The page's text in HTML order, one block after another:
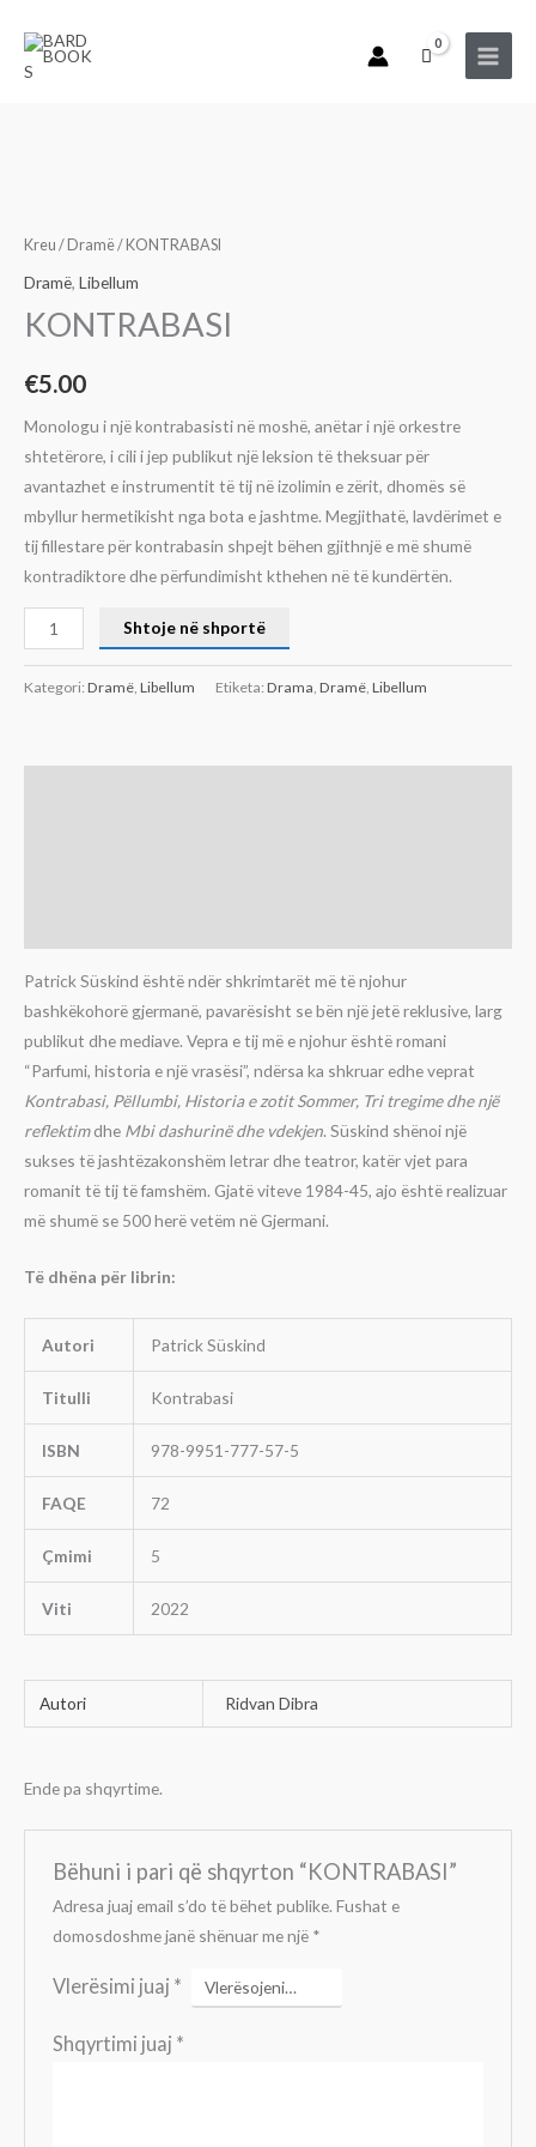
content
Kreu / Dramë/ KONTRABASI
Dramë, Libellum
KONTRABASI
€5.00
Monologu i një kontrabasisti në moshë, anëtar i një orkestre
shtetërore, i cili i jep publikut një leksion të theksuar për
avantazhet e instrumentit të tij në izolimin e zërit, dhomës së
mbyllur hermetikisht nga bota e jashtme. Megjithatë, lavdërimet e
tij fillestare për kontrabasin shpejt bëhen gjithnjë e më shumë
kontradiktore dhe përfundimisht kthehen në të kundërtën.
Shtoje në shportë
Kategori: Dramë Libellum Etiketa: Drama Dramë Libellum
Patrick Süskind është ndër shkrimtarët më të njohur
bashkëkohorë gjermanë, pavarësisht se bën një jetë reklusive, larg
publikut dhe mediave. Vepra e tij më e njohur është romani
“Parfumi, historia e një vrasësi”, ndërsa ka shkruar edhe veprat
Kontrabasi, Pëllumbi, Historia e zotit Sommer, Tri tregime dhe një
reflektimdhe Mbi dashurinë dhe vdekjen. Süskind shënoi një
sukses të jashtëzakonshëm letrar dhe teatror, katër vjet para
romanit të tij të famshëm. Gjatë viteve 1984-45, ajo është realizuar
më shumë se 500 herë vetëm në Gjermani.
Të dhëna për librin:
Autori Patrick Süskind
Titulli Kontrabasi
ISBN 978-9951-777-57-5
FAQE 72
Çmimi 5
Viti 2022
Autori Ridvan Dibra
Ende pa shqyrtime.
Bëhuni i pari që shqyrton “KONTRABASI”
Adresa juaj email s’do të bëhet publike. Fushat e
domosdoshme janë shënuar me një *
Vlerësimi juaj *
Shqyrtimi juaj *